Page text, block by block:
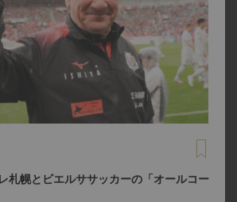
札幌とビエルササッカーの「オールコー